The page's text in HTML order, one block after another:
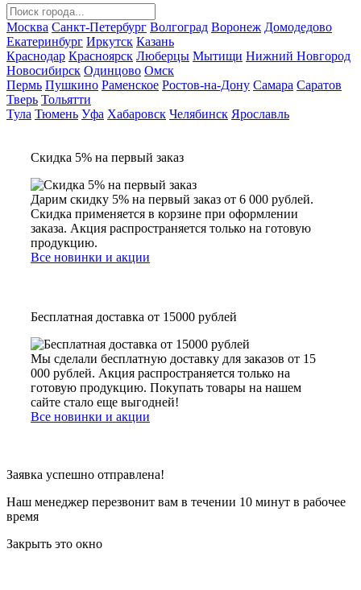
Москва Санкт-Петербург Волгоград Воронеж Домодедово
Екатеринбург Иркутск Казань
Краснодар Красноярск Люберцы Мытищи Нижний Новгород
Новосибирск Одинцово Омск
Пермь Пушкино Раменское Ростов-на-Дону Самара Саратов
Тверь Тольятти
Тула Тюмень Уфа Хабаровск Челябинск Ярославль
Скидка 5% на первый заказ
Дарим скидку 5% на первый заказ от 6 000 рублей.
Скидка применяется в корзине при оформлении
заказа. Акция распространяется только на готовую
продукцию.
Все новинки и акции
Бесплатная доставка от 15000 рублей
Мы сделали бесплатную доставку для заказов от 15
000 рублей. Акция распространяется только на
готовую продукцию. Покупать товары на нашем
сайте стало еще выгодней!
Все новинки и акции
Заявка успешно отправлена!
Наш менеджер перезвонит вам в течении 10 минут в рабочее
время
Закрыть это окно